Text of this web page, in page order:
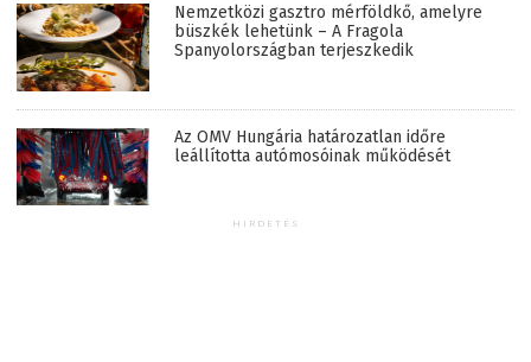
Nemzetközi gasztro mérföldkő, amelyre
büszkék lehetünk – A Fragola
Spanyolországban terjeszkedik
Az OMV Hungária határozatlan időre
leállította autómosóinak működését
HIRDETÉS